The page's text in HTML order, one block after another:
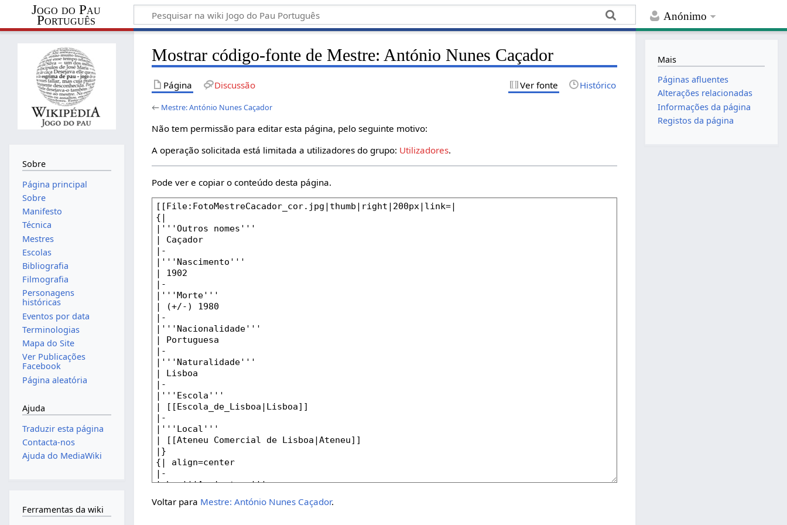
Anónimo
Jogo do Pau
Português
Mostrar código-fonte de Mestre: António Nunes Caçador
Página Discussão Ver fonte Histórico
← Mestre: António Nunes Caçador
Não tem permissão para editar esta página, pelo seguinte motivo:
A operação solicitada está limitada a utilizadores do grupo: Utilizadores.
Pode ver e copiar o conteúdo desta página.
Voltar para Mestre: António Nunes Caçador.
Sobre
Página principal
Sobre
Manifesto
Técnica
Mestres
Escolas
Bibliografia
Filmografia
Personagens
históricas
Eventos por data
Terminologias
Mapa do Site
Ver Publicações
Facebook
Página aleatória
Ajuda
Traduzir esta página
Contacta-nos
Ajuda do MediaWiki
Ferramentas da wiki
Mais
Páginas afluentes
Alterações relacionadas
Informações da página
Registos da página